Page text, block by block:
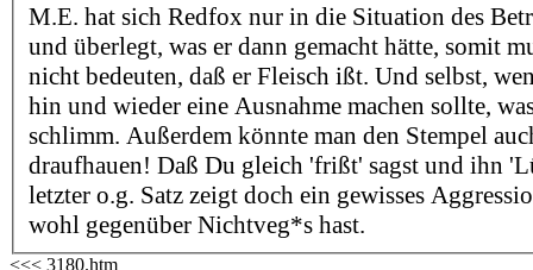
M.E. hat sich Redfox nur in die Situation des
und überlegt, was er dann gemacht hätte, somit
nicht bedeuten, daß er Fleisch ißt. Und selbst,
hin und wieder eine Ausnahme machen sollte,
schlimm. Außerdem könnte man den Stempel
draufhauen! Daß Du gleich 'frißt' sagst und ihn
letzter o.g. Satz zeigt doch ein gewisses
wohl gegenüber Nichtveg*s hast.
<<< 3180.htm